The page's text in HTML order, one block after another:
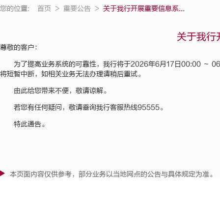
您的位置: 首页 > 重要公告 > 关于我行开展重要信息系...
关于我行
尊敬的客户：
为了提高业务系统的可靠性，我行将于2026年6月17日00:00 ～
将短暂中断，如相关业务无法办理请稍后重试。
由此给您带来不便，敬请谅解。
若您有任何疑问，敬请垂询我行客服热线95555。
特此通告。
本页面内容仅供参考，部分业务以当地网点的公告与具体规定为准。